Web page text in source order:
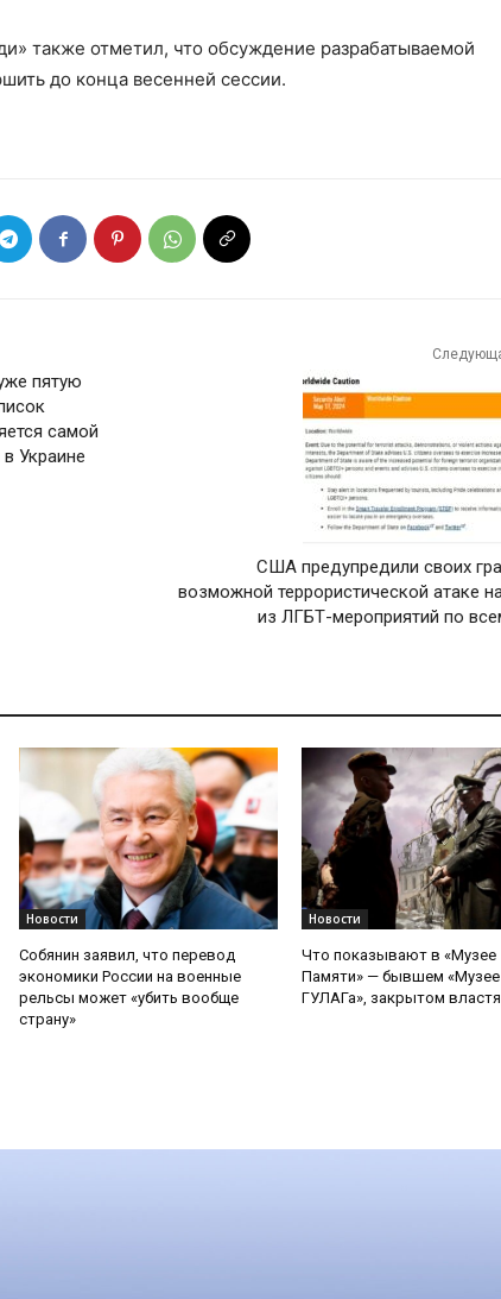
также отметил, что обсуждение разрабатываемой
до конца весенней сессии.
пятую
самой
Украине
США предупредили своих
возможной террористической атаке
из ЛГБТ-мероприятий по
Новости
Собянин заявил, что перевод
экономики России на военные
рельсы может «убить вообще
страну»
Новости
Что показывают в «Музее
Памяти» — бывшем «Музее
ГУЛАГа», закрытом